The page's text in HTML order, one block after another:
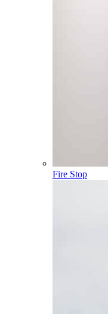
Fire Stop